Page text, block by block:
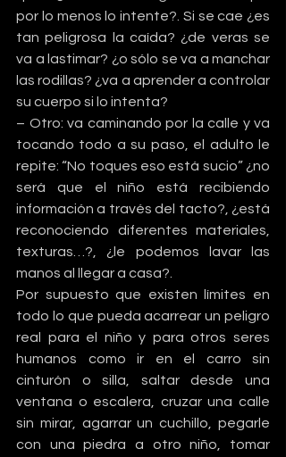
por lo menos lo intente?. Si se cae ¿es
tan peligrosa la caída? ¿de veras se
va a lastimar? ¿o sólo se va a manchar
las rodillas? ¿va a aprender a controlar
su cuerpo si lo intenta?
– Otro: va caminando por la calle y va
tocando todo a su paso, el adulto le
repite: “No toques eso está sucio” ¿no
será que el niño está recibiendo
información a través del tacto?, ¿está
reconociendo diferentes materiales,
texturas…?, ¿le podemos lavar las
manos al llegar a casa?.
Por supuesto que existen límites en
todo lo que pueda acarrear un peligro
real para el niño y para otros seres
humanos como ir en el carro sin
cinturón o silla, saltar desde una
ventana o escalera, cruzar una calle
sin mirar, agarrar un cuchillo, pegarle
con una piedra a otro niño, tomar